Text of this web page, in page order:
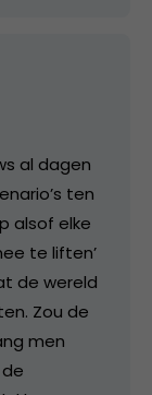
al dagen
ten
alsof elke
te liften’
de wereld
Zou de
men